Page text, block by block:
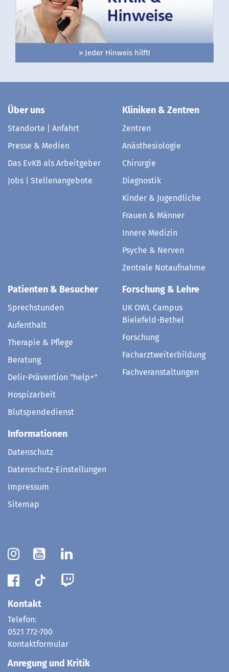
» Jeder Hinweis hilft!
Über uns
Standorte | Anfahrt
Presse & Medien
Das EvKB als Arbeitgeber
Jobs | Stellenangebote
Kliniken & Zentren
Zentren
Anästhesiologie
Chirurgie
Diagnostik
Kinder & Jugendliche
Frauen & Männer
Innere Medizin
Psyche & Nerven
Zentrale Notaufnahme
Patienten & Besucher
Sprechstunden
Aufenthalt
Therapie & Pflege
Beratung
Delir-Prävention "help+"
Hospizarbeit
Blutspendedienst
Forschung & Lehre
UK OWL Campus
Bielefeld-Bethel
Forschung
Facharztweiterbildung
Fachveranstaltungen
Informationen
Datenschutz
Datenschutz-Einstellungen
Impressum
Sitemap
Kontakt
Telefon:
0521 772-700
Kontaktformular
Anregung und Kritik